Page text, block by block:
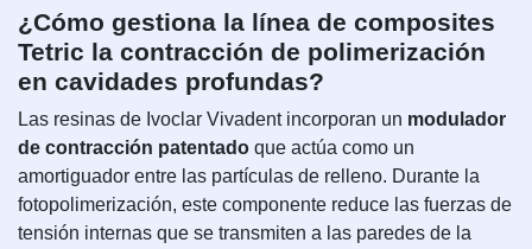
¿Cómo gestiona la línea de composites
Tetric la contracción de polimerización
en cavidades profundas?
Las resinas de Ivoclar Vivadent incorporan un modulador
de contracción patentado que actúa como un
amortiguador entre las partículas de relleno. Durante la
fotopolimerización, este componente reduce las fuerzas de
tensión internas que se transmiten a las paredes de la